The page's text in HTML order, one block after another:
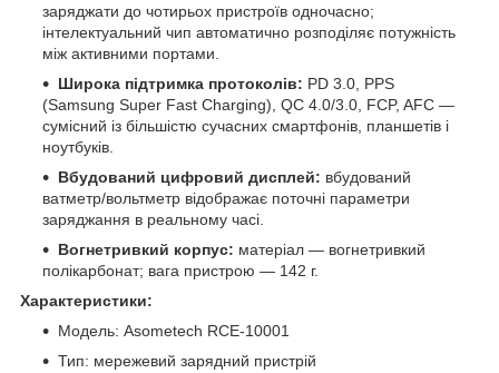
заряджати до чотирьох пристроїв одночасно;
інтелектуальний чип автоматично розподіляє потужність
між активними портами.
Широка підтримка протоколів: PD 3.0, PPS
(Samsung Super Fast Charging), QC 4.0/3.0, FCP, AFC —
сумісний із більшістю сучасних смартфонів, планшетів і
ноутбуків.
Вбудований цифровий дисплей: вбудований
ватметр/вольтметр відображає поточні параметри
заряджання в реальному часі.
Вогнетривкий корпус: матеріал — вогнетривкий
полікарбонат; вага пристрою — 142 г.
Характеристики:
Модель: Asometech RCE-10001
Тип: мережевий зарядний пристрій